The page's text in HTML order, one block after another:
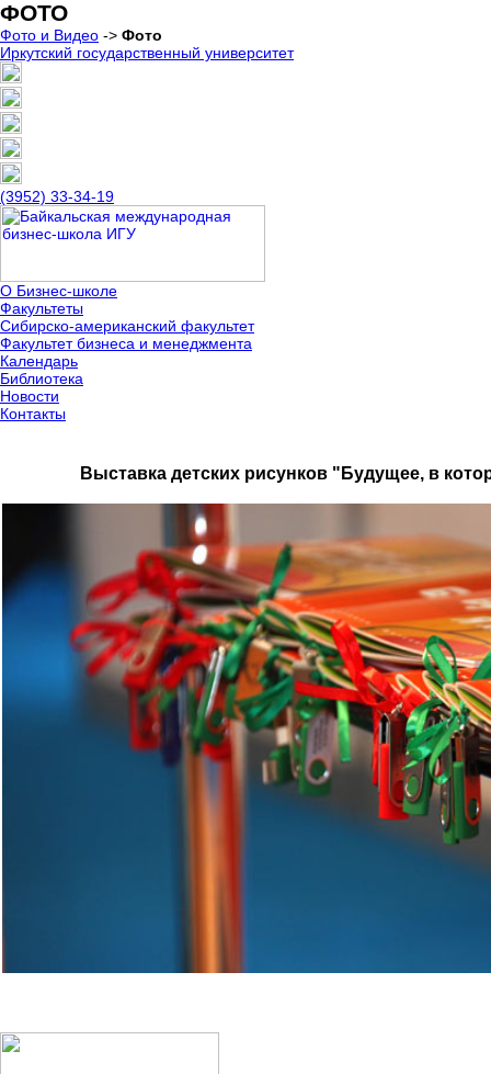
ФОТО
Фото и Видео -> Фото
Иркутский государственный университет
(3952) 33-34-19
О Бизнес-школе
Факультеты
Сибирско-американский факультет
Факультет бизнеса и менеджмента
Календарь
Библиотека
Новости
Контакты
Выставка детских рисунков "Будущее, в